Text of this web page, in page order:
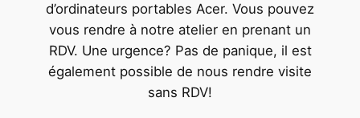
d’ordinateurs portables Acer. Vous pouvez
vous rendre à notre atelier en prenant un
RDV. Une urgence? Pas de panique, il est
également possible de nous rendre visite
sans RDV!